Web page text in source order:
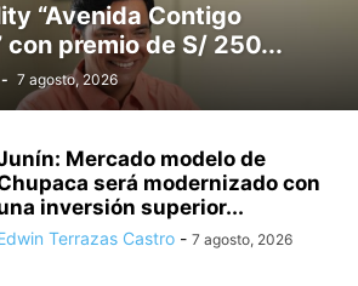
“Avenida Contigo
con premio de S/ 250...
- 7 agosto, 2026
Mercado modelo de
será modernizado con
inversión superior...
Terrazas Castro - 7 agosto, 2026